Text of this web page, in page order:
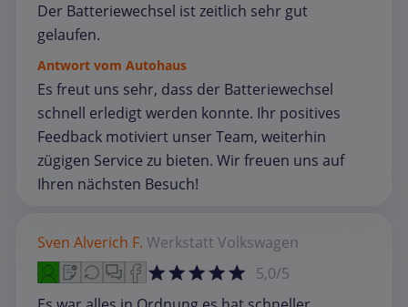
Der Batteriewechsel ist zeitlich sehr gut
gelaufen.
Antwort vom Autohaus
Es freut uns sehr, dass der Batteriewechsel
schnell erledigt werden konnte. Ihr positives
Feedback motiviert unser Team, weiterhin
zügigen Service zu bieten. Wir freuen uns auf
Ihren nächsten Besuch!
Sven Alverich F. Werkstatt Volkswagen
5,0/5